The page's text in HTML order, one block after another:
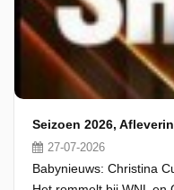
Seizoen 2026,
27-07-2026
Babynieuws: Christina